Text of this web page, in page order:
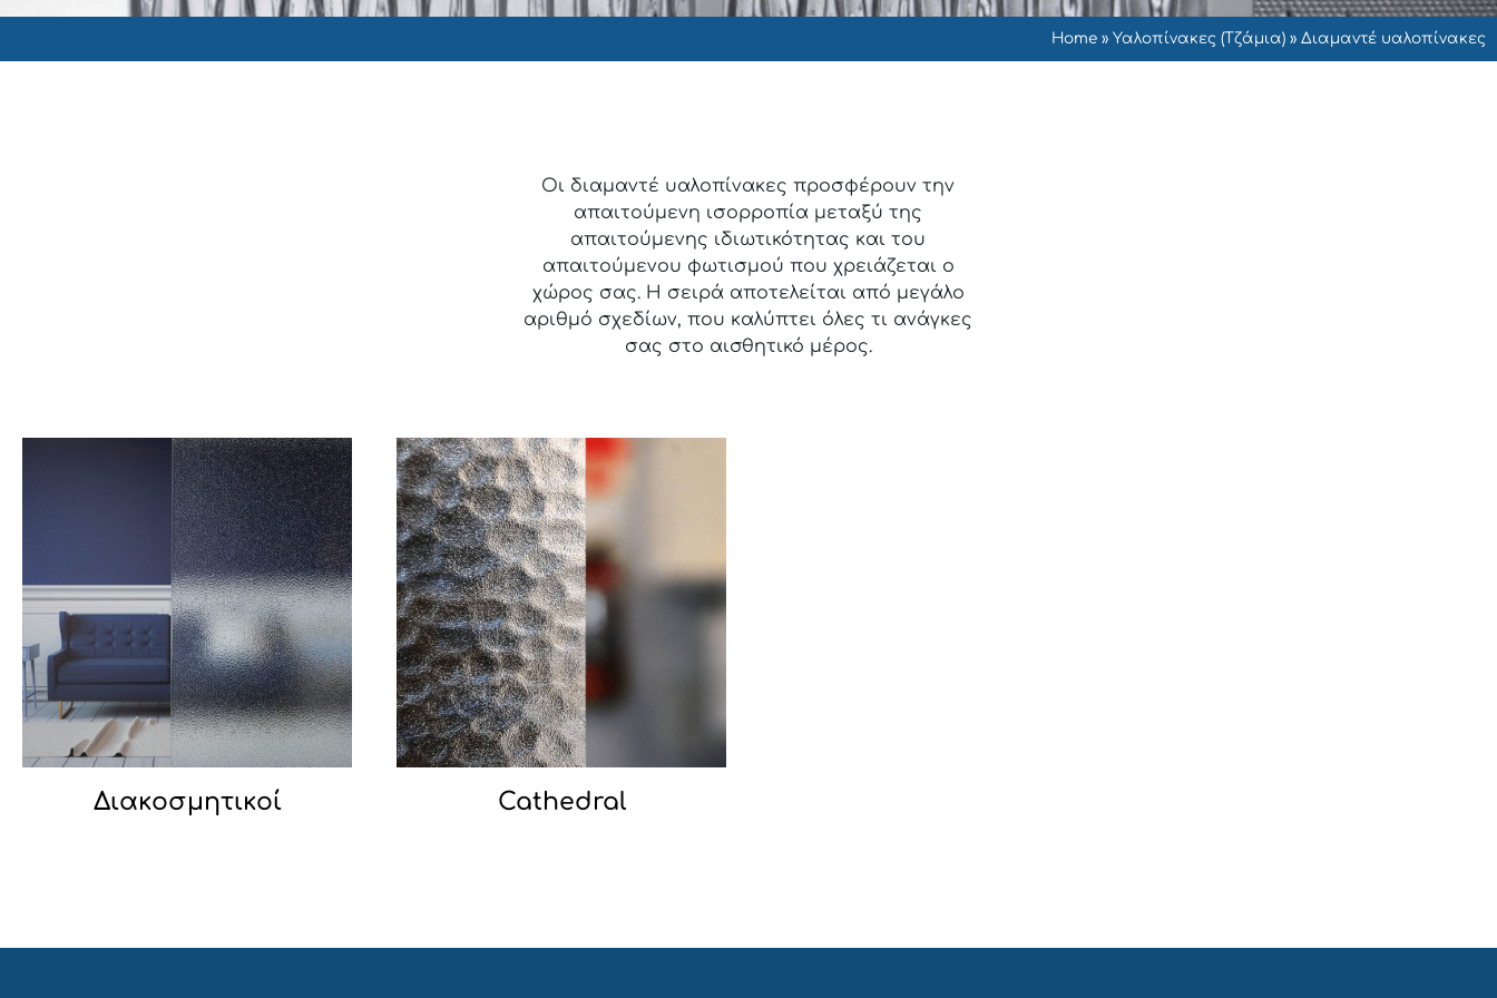
Home » Υαλοπίνακες (Τζάμια) » Διαμαντέ υαλοπίνακες
Οι διαμαντέ υαλοπίνακες προσφέρουν την
απαιτούμενη ισορροπία μεταξύ της
απαιτούμενης ιδιωτικότητας και του
απαιτούμενου φωτισμού που χρειάζεται ο
χώρος σας. Η σειρά αποτελείται από μεγάλο
αριθμό σχεδίων, που καλύπτει όλες τι ανάγκες
σας στο αισθητικό μέρος.
Διακοσμητικοί Cathedral